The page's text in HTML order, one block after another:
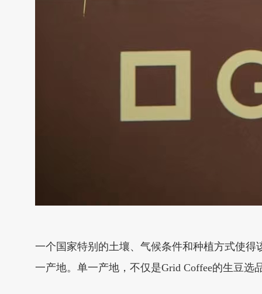
一个国家特别的土壤、气候条件和种植方式使
一产地。单一产地，不仅是Grid Coffee的生豆